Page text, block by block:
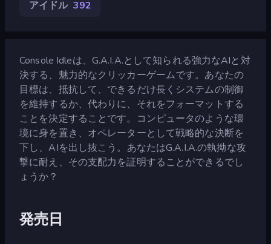
アイドル 392
Console Idleは、G.A.I.A.として知られる強力なAIと対
決する、魅力的なクリッカーゲームです。あなたの
目標は、抵抗して、できるだけ長くシステムの制御
を維持するか、代わりに、それをフォーマットする
ことを決定することです。コンピュータのような環
境に身を置き、オペレーターとして戦略的な決断を
下し、AIを出し抜こう。あなたはG.A.I.A.の執拗な攻
撃に耐え、その支配力を証明することができるでし
ょうか？
発売日